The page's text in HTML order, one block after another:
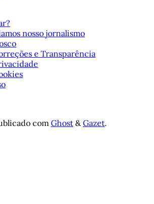
nosso jornalismo
e Transparência
com Ghost & Gazet.